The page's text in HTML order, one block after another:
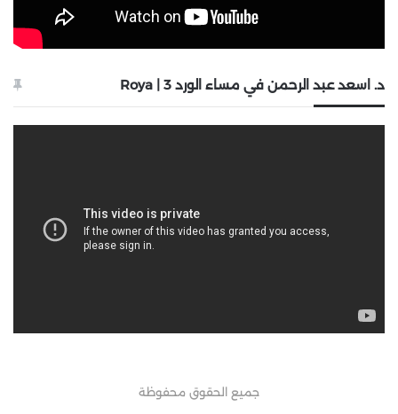
د. اسعد عبد الرحمن في مساء الورد 3 | Roya
جميع الحقوق محفوظة